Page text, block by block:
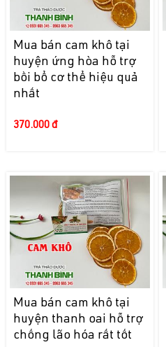
Mua bán cam khô tại
huyện ứng hòa hỗ trợ
bồi bổ cơ thể hiệu quả
nhất
370.000 đ
Mua bán cam khô tại
huyện thanh oai hỗ trợ
chống lão hóa rất tốt